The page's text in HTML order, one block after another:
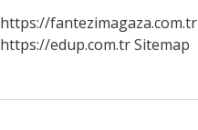
https://fantezimagaza.com.tr
https://edup.com.trSitemap